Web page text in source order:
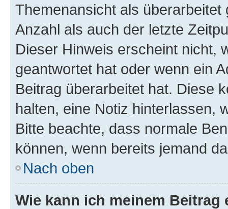
Themenansicht als
Anzahl als auch der letzte
Dieser Hinweis erscheint nicht,
geantwortet hat oder wenn ein
Beitrag überarbeitet hat. Diese
halten, eine Notiz hinterlassen,
Bitte beachte, dass normale
können, wenn bereits jemand
Nach oben
Wie kann ich meinem